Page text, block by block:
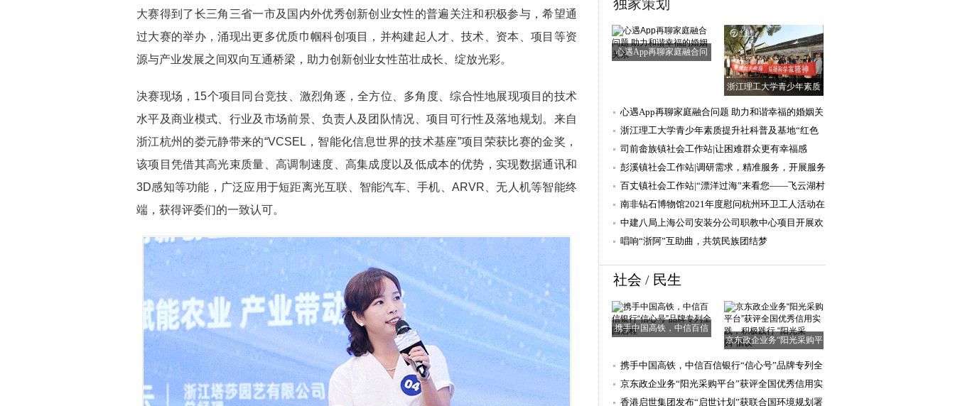
大赛得到了长三角三省一市及国内外优秀创新创业女性的普遍关注和积极参与，希望通
过大赛的举办，涌现出更多优质巾帼科创项目，并构建起人才、技术、资本、项目等资
源与产业发展之间双向互通桥梁，助力创新创业女性茁壮成长、绽放光彩。
决赛现场，15个项目同台竞技、激烈角逐，全方位、多角度、综合性地展现项目的技术
水平及商业模式、行业及市场前景、负责人及团队情况、项目可行性及落地规划。来自
浙江杭州的娄元静带来的“VCSEL，智能化信息世界的技术基座”项目荣获比赛的金奖，
该项目凭借其高光束质量、高调制速度、高集成度以及低成本的优势，实现数据通讯和
3D感知等功能，广泛应用于短距离光互联、智能汽车、手机、ARVR、无人机等智能终
端，获得评委们的一致认可。
独家策划
心遇App再聊家庭融合问
浙江理工大学青少年素质
心遇App再聊家庭融合问题 助力和谐幸福的婚姻关
系
浙江理工大学青少年素质提升社科普及基地“红色
科普行”实践团
司前畲族镇社会工作站|让困难群众更有幸福感
的“清单”
彭溪镇社会工作站|调研需求，精准服务，开展服务
需求调查工作
百丈镇社会工作站|“漂洋过海”来看您——飞云湖村
关爱探访、幸
南非钻石博物馆2021年度慰问杭州环卫工人活动在
杭顺利举行
中建八局上海公司安装分公司职教中心项目开展欢
度中秋活动
唱响“浙阿”互助曲，共筑民族团结梦
社会 / 民生
携手中国高铁，中信百信
京东政企业务“阳光采购平
携手中国高铁，中信百信银行“信心号”品牌专列全
国启程
京东政企业务“阳光采购平台”获评全国优秀信用实
践，积极践行
香港启世集团发布“启世计划”获联合国环境规划署